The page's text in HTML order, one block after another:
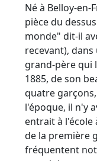
Né à Belloy-en-
pièce du
monde" dit-il
recevant),
grand-père qui
1885, de son
quatre
l'époque, il n'y
entrait à l'école
de la première
fréquentent